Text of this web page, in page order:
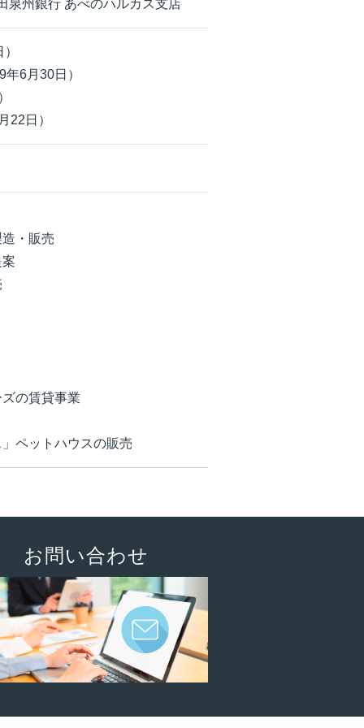
泉州銀行 あべのハルカス支店
6月30日）
22日）
・販売
の賃貸事業
ペットハウスの販売
お問い合わせ